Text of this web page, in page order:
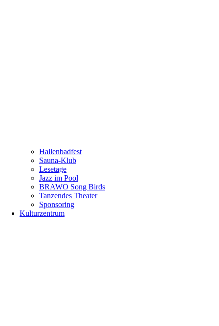
Hallenbadfest
Sauna-Klub
Lesetage
Jazz im Pool
BRAWO Song Birds
Tanzendes Theater
Sponsoring
Kulturzentrum